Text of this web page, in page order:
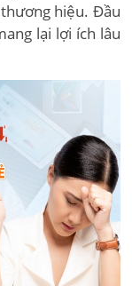
hiệu. Đầu
lại lợi ích lâu